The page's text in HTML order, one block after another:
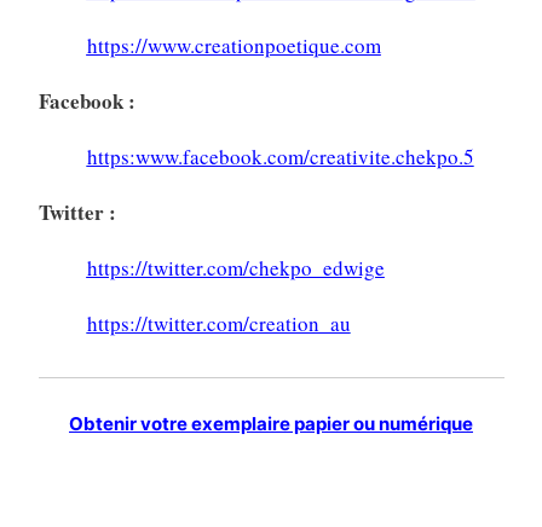
https://www.creationpoetique.com
Facebook :
https:www.facebook.com/creativite.chekpo.5
Twitter :
https://twitter.com/chekpo_edwige
https://twitter.com/creation_au
Obtenir votre exemplaire papier ou numérique